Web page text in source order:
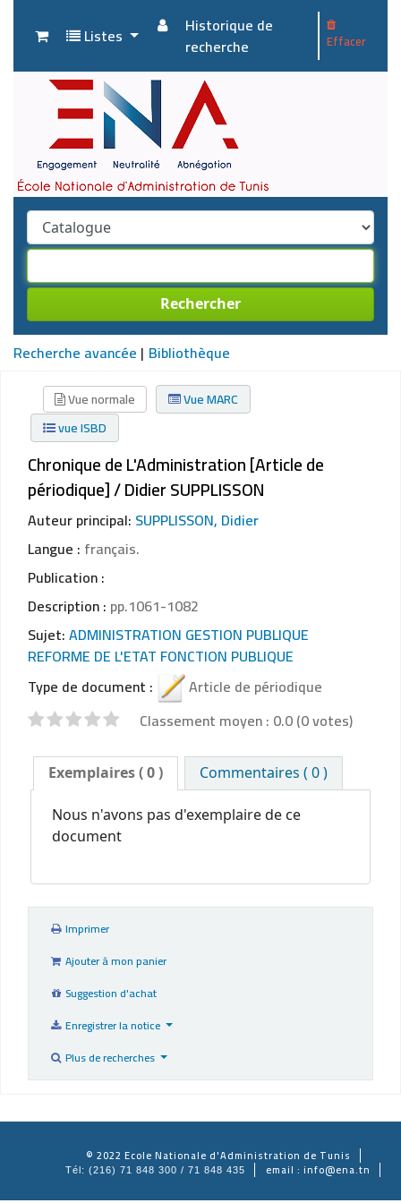
Listes
Historique de
recherche
Effacer
Rechercher
Recherche avancée Bibliothèque
Vue normale
Vue MARC
vue ISBD
Chronique de L'Administration [Article de
périodique] / Didier SUPPLISSON
Auteur principal: SUPPLISSON, Didier
Langue : français.
Publication :
Description : pp.1061-1082
Sujet:ADMINISTRATION GESTION PUBLIQUE
REFORME DE L'ETAT FONCTION PUBLIQUE
Type de document :
Article de périodique
Classement moyen : 0.0 (0 votes)
Exemplaires( 0 )
Commentaires ( 0 )
Nous n'avons pas d'exemplaire de ce
document
Imprimer
Ajouter à mon panier
Suggestion d'achat
Enregistrer la notice
Plus de recherches
© 2022 Ecole Nationale d'Administration de Tunis
Tél: (216) 71 848 300 / 71 848 435 email : info@ena.tn